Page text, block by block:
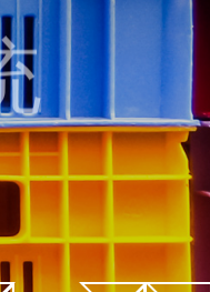
Pa Full Compact
变型螺纹喷嘴
凑型叠模
园艺